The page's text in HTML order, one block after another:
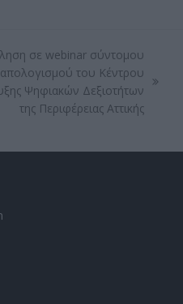
σε webinar σύντομου
απολογισμού του Κέντρου
Ψηφιακών Δεξιοτήτων
της Περιφέρειας Αττικής